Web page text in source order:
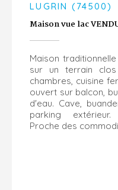
LUGRIN (74500)
Maison vue lac
Maison
sur un terrain
chambres, cuisine
ouvert sur balcon,
d'eau. Cave,
parking extérieur.
Proche des